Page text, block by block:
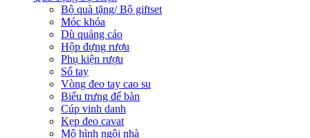
Bộ quà tặng/ Bộ giftset
Móc khóa
Dù quảng cáo
Hộp đựng rượu
Phụ kiện rượu
Sổ tay
Vòng đeo tay cao su
Biểu trưng để bàn
Cúp vinh danh
Kẹp đeo cavat
Mô hình ngôi nhà